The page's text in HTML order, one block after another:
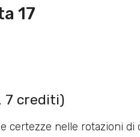
17
7 crediti)
certezze nelle rotazioni di